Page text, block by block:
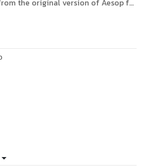
the original version of Aesop for